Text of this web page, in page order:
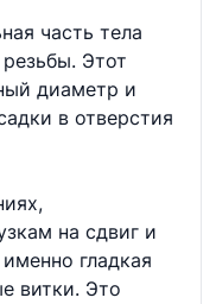
часть тела
Этот
диаметр и
в отверстия
на сдвиг и
гладкая
витки. Это